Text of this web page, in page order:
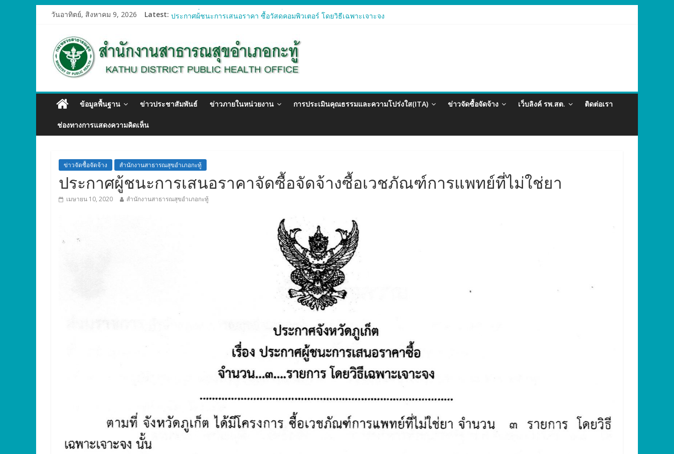
วันอาทิตย์, สิงหาคม 9, 2026 Latest:
ประกาศผู้ชนะการเสนอราคา ซื้อวัสดุสำนักงาน โดยวิธีเฉพาะเจาะจง
ประกาศผู้ชนะการเสนอราคา ซื้อวัสดุสำนักงาน โดยวิธีเฉพาะเจาะจง
ประกาศผู้ชนะการเสนอรา ซื้อวัสดุงานบ้านงานครัว โดยวิธีเฉพาะเจาะจง
ข้อมูลพื้นฐาน ข่าวประชาสัมพันธ์ ข่าวภายในหน่วยงาน การประเมินคุณธรรมและความโปร่งใส(ITA) ข่าวจัดซื้อจัดจ้าง เว็บลิงค์ รพ.สต. ติดต่อเรา
ช่องทางการแสดงความคิดเห็น
ข่าวจัดซื้อจัดจ้าง สำนักงานสาธารณสุขอำเภอกะทู้
ประกาศผู้ชนะการเสนอราคาจัดซื้อจัดจ้างซื้อเวชภัณฑ์การแพทย์ที่ไม่ใช่ยา
เมษายน 10, 2020 สำนักงานสาธารณสุขอำเภอกะทู้